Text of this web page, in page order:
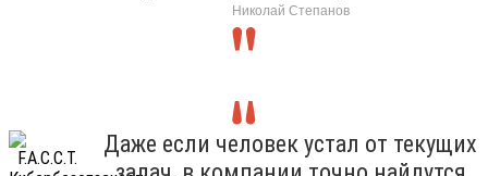
Николай Степанов
Даже если человек устал от текущих